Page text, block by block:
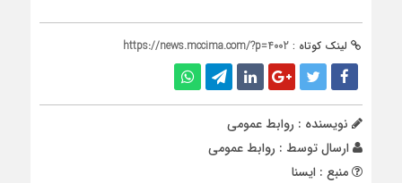
لینک کوتاه : https://news.mccima.com/?p=4002
نویسنده : روابط عمومی
ارسال توسط : روابط عمومی
منبع : ایسنا